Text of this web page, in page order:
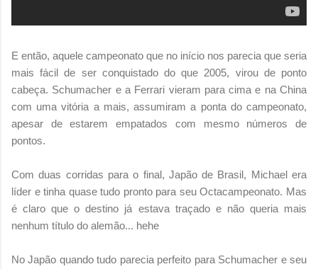
E então, aquele campeonato que no início nos parecia que seria
mais fácil de ser conquistado do que 2005, virou de ponto
cabeça. Schumacher e a Ferrari vieram para cima e na China
com uma vitória a mais, assumiram a ponta do campeonato,
apesar de estarem empatados com mesmo números de
pontos.
Com duas corridas para o final, Japão de Brasil, Michael era
líder e tinha quase tudo pronto para seu Octacampeonato. Mas
é claro que o destino já estava traçado e não queria mais
nenhum título do alemão... hehe
No Japão quando tudo parecia perfeito para Schumacher e seu